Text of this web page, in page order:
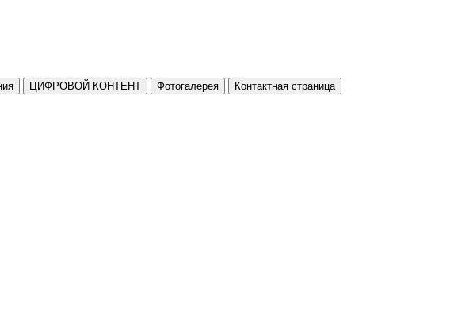
ЦИФРОВОЙ КОНТЕНТ Фотогалерея Контактная страница